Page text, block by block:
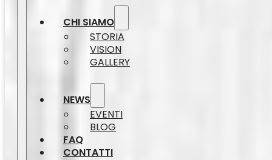
CHI SIAMO
STORIA
VISION
GALLERY
NEWS
EVENTI
BLOG
FAQ
CONTATTI